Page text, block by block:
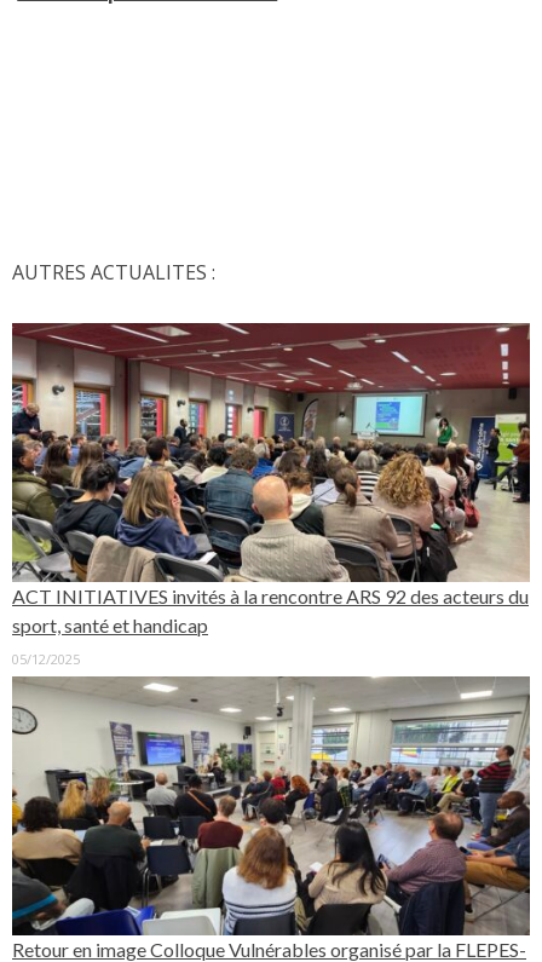
AUTRES ACTUALITES :
ACT INITIATIVES invités à la rencontre ARS 92 des acteurs du
sport, santé et handicap
05/12/2025
Retour en image Colloque Vulnérables organisé par la FLEPES-